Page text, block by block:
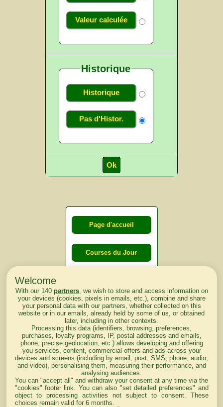
Valeur calculée
Historique
Historique
Pas d'Histor.
Page d'accueil
Courses du Jour
lendemain
Courses
d'aujourd'hui
Haut de Page
Welcome
With our 140 partners, we wish to store and access information on
your devices (cookies, pixels in emails, etc.), combine and share
your personal data with our partners, whether collected on this
website or in our emails, already held by some of us, or obtained
later, including in other contexts.
Processing this data (identifiers, browsing, preferences,
purchases, loyalty programs, IP, postal addresses and emails,
phone, precise geolocation, etc.) allows developing and offering
you services, content, commercial offers and ads across your
devices and screens (including by email, post, SMS, phone, audio,
and video), personalising them, measuring their performance, and
analysing audiences.
You can "accept all" and withdraw your consent at any time via the
"cookies" footer link . You can also "set detailed preferences" and
object to processing activities not subject to consent. These
choices remain valid for 6 months.